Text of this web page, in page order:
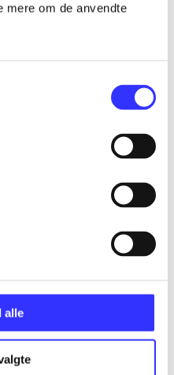
mere om de anvendte
alle
efter ældste registrerede
efter ældste registrerede